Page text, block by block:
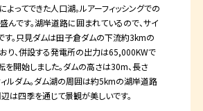
ってできた人口湖。ルアーフィッシングでの
んです。湖岸道路に囲まれているので、サイ
す。只見ダムは田子倉ダムの下流約3kmの
り、併設する発電所の出力は65,000KWで
開始しました。ダムの高さは30m、長さ
ルダム。ダム湖の周囲は約5kmの湖岸道路
は四季を通じて景観が美しいです。